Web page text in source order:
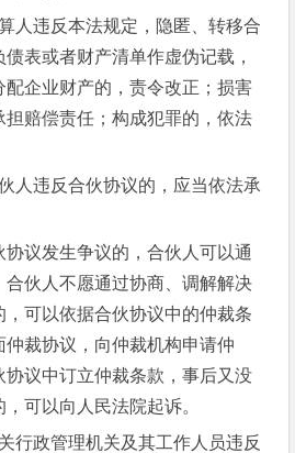
人违反本法规定，隐匿、转移合
表或者财产清单作虚伪记载，
企业财产的，责令改正；损害
赔偿责任；构成犯罪的，依法
人违反合伙协议的，应当依法承
议发生争议的，合伙人可以通
伙人不愿通过协商、调解解决
可以依据合伙协议中的仲裁条
裁协议，向仲裁机构申请仲
协议中订立仲裁条款，事后又没
可以向人民法院起诉。
行政管理机关及其工作人员违反